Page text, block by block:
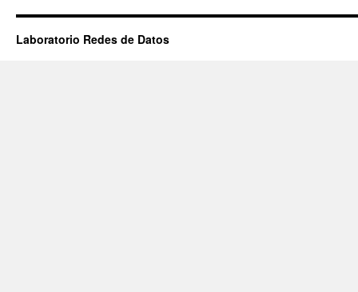
Laboratorio Redes de Datos